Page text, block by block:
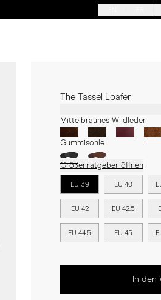
The Tassel Loafer
Mittelbraunes Wildleder
Gummisohle
Größenratgeber öffnen
EU 39 EU 40
EU 42 EU 42.5
EU 44.5 EU 45
In den